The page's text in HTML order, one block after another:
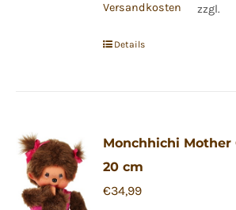
zzgl.
Versandkosten
Details
Monchhichi Mother
20 cm
€34,99